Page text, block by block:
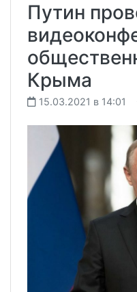
Путин
Крыма
15.03.2021 в 14:01